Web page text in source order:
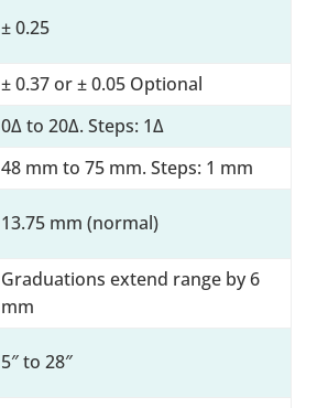
± 0.25
± 0.37 or ± 0.05 Optional
0∆ to 20∆. Steps: 1∆
48 mm to 75 mm. Steps: 1 mm
13.75 mm (normal)
Graduations extend range by 6
mm
5″ to 28″